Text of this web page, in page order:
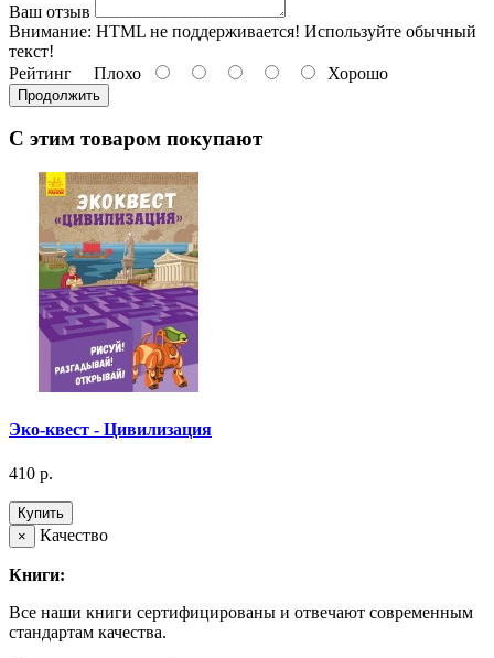
Ваш отзыв
Внимание: HTML не поддерживается! Используйте обычный
текст!
Рейтинг Плохо Хорошо
Продолжить
С этим товаром покупают
Эко-квест - Цивилизация
410 р.
Купить
×
Качество
Книги:
Все наши книги сертифицированы и отвечают современным
стандартам качества.